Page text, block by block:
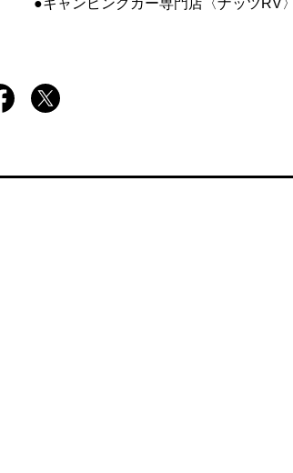
●キャンピングカー専門店〈ナッツRV〉